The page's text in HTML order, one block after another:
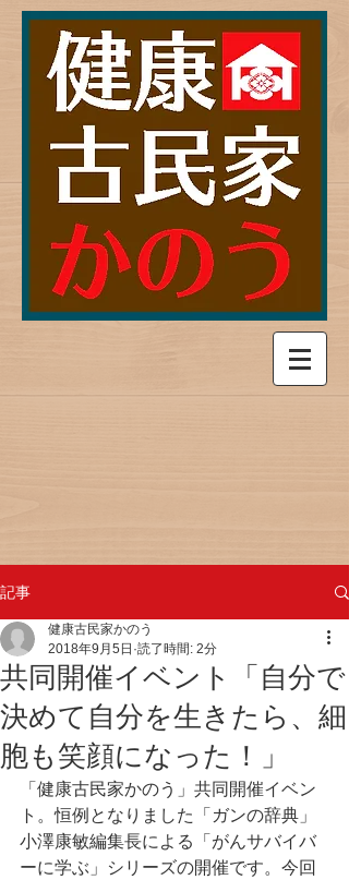
記事
共同開催イベント「自分で
決めて自分を生きたら、細
胞も笑顔になった！」
健康古民家かのう
2018年9月5日 読了時間: 2分
「健康古民家かのう」共同開催イベン
ト。恒例となりました「ガンの辞典」
小澤康敏編集長による「がんサバイバ
ーに学ぶ」シリーズの開催です。今回